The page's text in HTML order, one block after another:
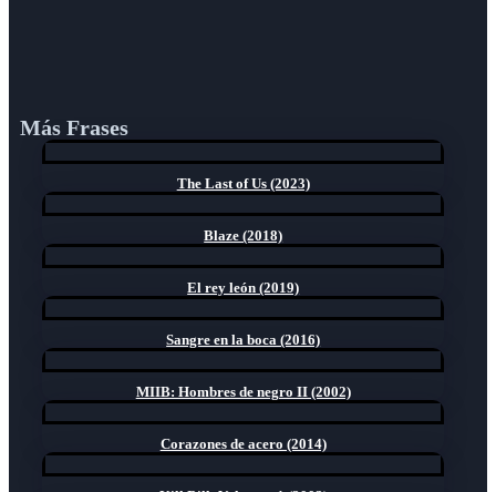
Más Frases
The Last of Us (2023)
Blaze (2018)
El rey león (2019)
Sangre en la boca (2016)
MIIB: Hombres de negro II (2002)
Corazones de acero (2014)